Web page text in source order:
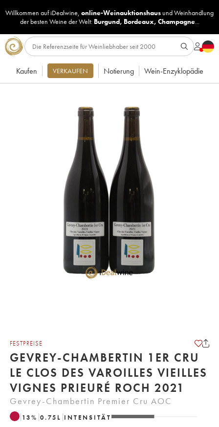
Willkommen auf iDealwine, online-Weinauktionshaus undWeinhandlung
der besten Weine der Welt: Burgund, Bordeaux, Champagne...
Kaufen VERKAUFEN Notierung Wein-Enzyklopädie
FESTPREISE
GEVREY-CHAMBERTIN 1ER CRU
LE CLOS DES VAROILLES VIEILLES
VIGNES PRIEURÉ ROCH 2021
Gevrey-Chambertin Premier Cru AOC
13% 0.75 L INTENSITÄT